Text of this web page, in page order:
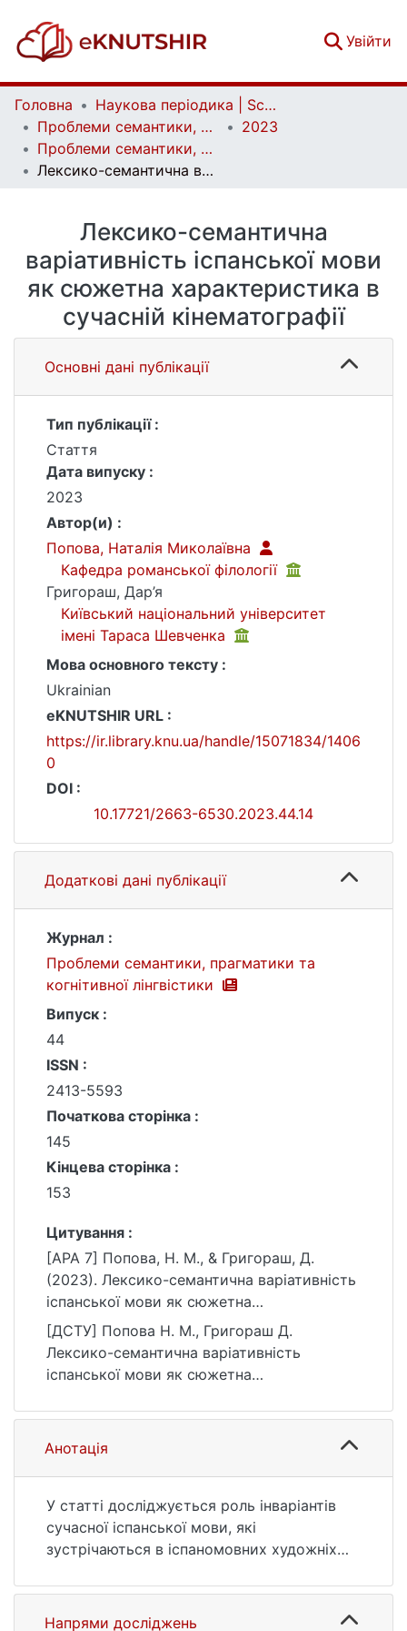
Увійти
Головна
Наукова періодика | Scientific periodicals
Проблеми семантики, прагматики та когнітивної лінгвістики | Problems of semantics, pragmatics and cognitive linguistics
2023
Проблеми семантики, прагматики та когнітивної лінгвістики. Випуск 44
Лексико-семантична варіативність іспанської мови як сюжетна характеристика в сучасній кінематографії
Лексико-семантична
варіативність іспанської мови
як сюжетна характеристика в
сучасній кінематографії
Основні дані публікації
Тип публікації :
Стаття
Дата випуску :
2023
Автор(и) :
Попова, Наталія Миколаївна
Кафедра романської філології
Григораш, Дар’я
Київський національний університет
імені Тараса Шевченка
Мова основного тексту :
Ukrainian
eKNUTSHIR URL :
https://ir.library.knu.ua/handle/15071834/1406
0
DOI :
10.17721/2663-6530.2023.44.14
Додаткові дані публікації
Журнал :
Проблеми семантики, прагматики та
когнітивної лінгвістики
Випуск :
44
ISSN :
2413-5593
Початкова сторінка :
145
Кінцева сторінка :
153
Цитування :
[APA 7] Попова, Н. М., & Григораш, Д.
(2023). Лексико-семантична варіативність
іспанської мови як сюжетна
характеристика в сучасній кінематографії.
Проблеми семантики, прагматики та
когнітивної лінгвістики, (44), 145–153.
6530.2023.44.14
[ДСТУ] Попова Н. М., Григораш Д.
Лексико-семантична варіативність
іспанської мови як сюжетна
Проблеми семантики, прагматики та
когнітивної лінгвістики. 2023. № 44. С. 145
—153. DOI: 10.17721/2663-6530.2023.44.14
Анотація
У статті досліджується роль інваріантів
сучасної іспанської мови, які
зустрічаються в іспаномовних художніх
країнах. У статті проаналізовано вплив
лексико-семантичних варіантів мовних
Напрями досліджень